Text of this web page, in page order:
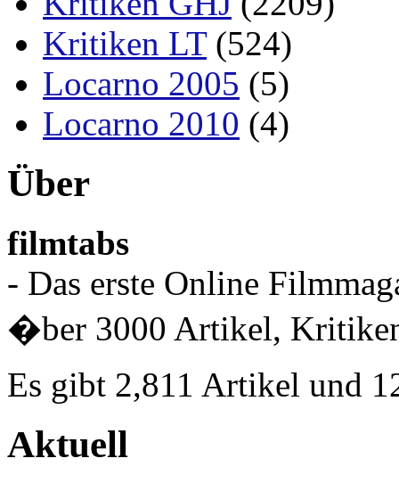
Kritiken LT(524)
Locarno 2005 (5)
Locarno 2010 (4)
Über
filmtabs
- Das erste Online
�ber 3000 Artikel,
Es gibt 2,811 Artikel und
Aktuell